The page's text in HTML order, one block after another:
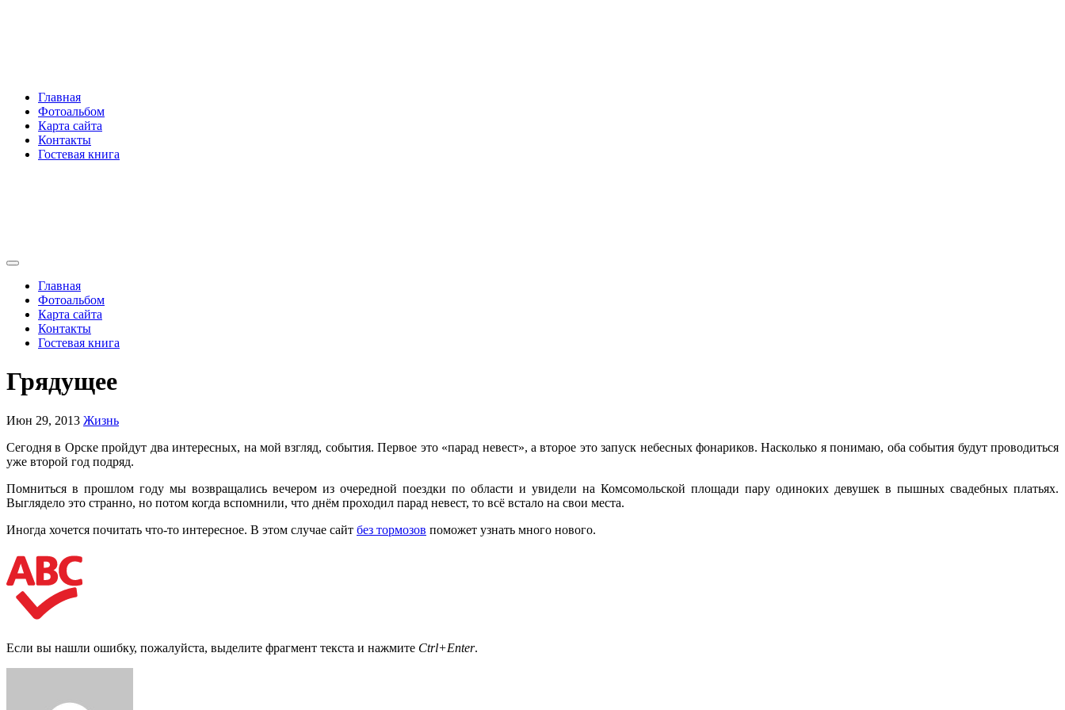
Главная
Фотоальбом
Карта сайта
Контакты
Гостевая книга
Главная
Фотоальбом
Карта сайта
Контакты
Гостевая книга
Грядущее
Июн 29, 2013 Жизнь
Сегодня в Орске пройдут два интересных, на мой взгляд, события. Первое это «парад невест», а второе это запуск небесных фонариков. Насколько я понимаю, оба события будут проводиться
уже второй год подряд.
Помниться в прошлом году мы возвращались вечером из очередной поездки по области и увидели на Комсомольской площади пару одиноких девушек в пышных свадебных платьях.
Выглядело это странно, но потом когда вспомнили, что днём проходил парад невест, то всё встало на свои места.
Иногда хочется почитать что-то интересное. В этом случае сайт без тормозов поможет узнать много нового.
Если вы нашли ошибку, пожалуйста, выделите фрагмент текста и нажмите Ctrl+Enter.